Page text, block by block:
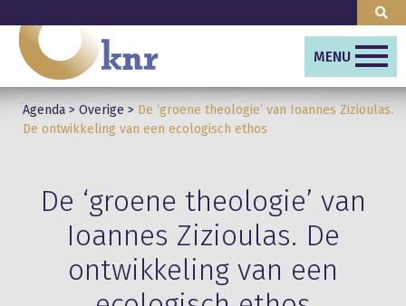
MENU
Agenda > Overige > De ‘groene theologie’ van Ioannes Zizioulas.
De ontwikkeling van een ecologisch ethos
De ‘groene theologie’ van
Ioannes Zizioulas. De
ontwikkeling van een